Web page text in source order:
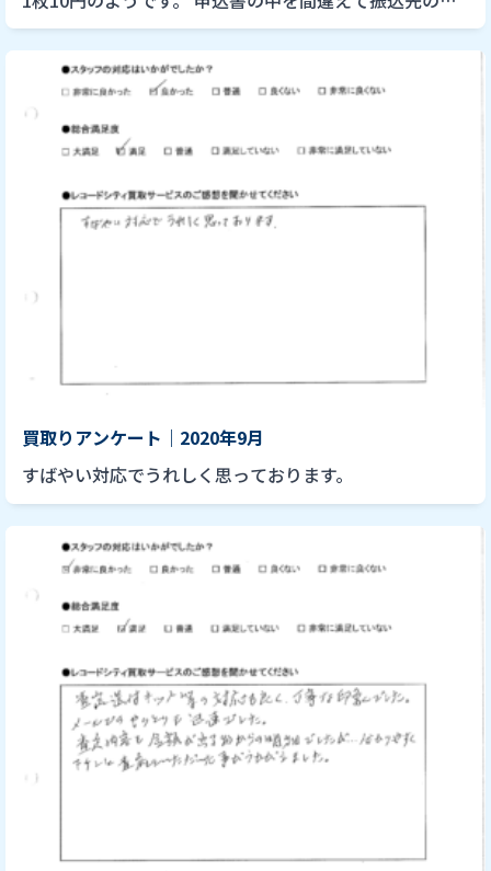
店名を間違えているにも関わらずメールにて連絡をいた
だきありがと […]
買取りアンケート｜2020年9月
すばやい対応でうれしく思っております。